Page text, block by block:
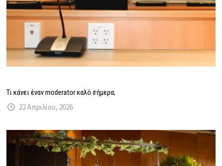
Τι κάνει έναν moderator καλό σήμερα;
22 Απριλίου, 2026